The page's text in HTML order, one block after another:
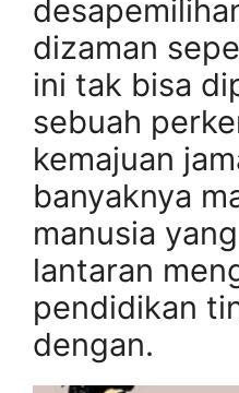
dizaman
ini tak bisa
sebuah
kemajuan
banyaknya
manusia
lantaran
pendidikan
dengan.